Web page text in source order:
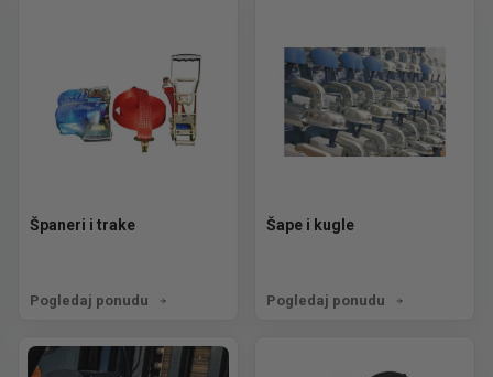
Španeri i trake
Pogledaj ponudu
Šape i kugle
Pogledaj ponudu